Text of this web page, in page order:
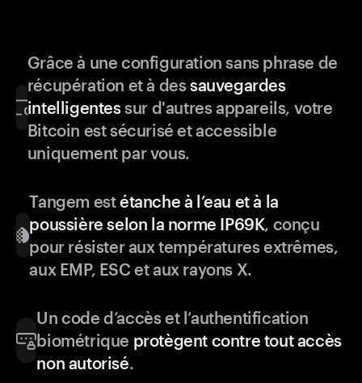
Grâce à une configuration sans phrase de
récupération et à dessauvegardes
intelligentessur d'autres appareils, votre
Bitcoin est sécurisé et accessible
uniquement par vous.
Tangem estétanche à l’eau et à la
poussière selon la norme IP69K, conçu
pour résister aux températures extrêmes,
aux EMP, ESC et aux rayons X.
Un code d’accès et l’authentification
biométrique protègent contre tout accès
non autorisé.